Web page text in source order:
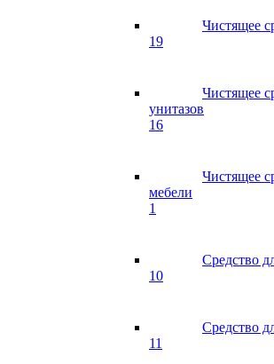
Чистящее
19
Чистящее
унитазов
16
Чистящее
мебели
1
Средство
10
Средство
11